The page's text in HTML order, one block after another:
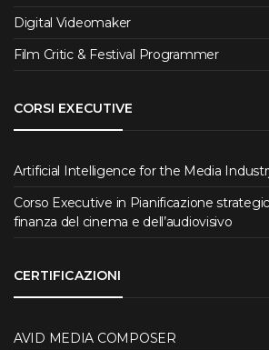
Digital Videomaker
Film Critic & Festival Programmer
CORSI EXECUTIVE
Artificial Intelligence for the Media
Corso Executive in Pianificazione
finanza del cinema e dell’audiovisivo
CERTIFICAZIONI
AVID MEDIA COMPOSER